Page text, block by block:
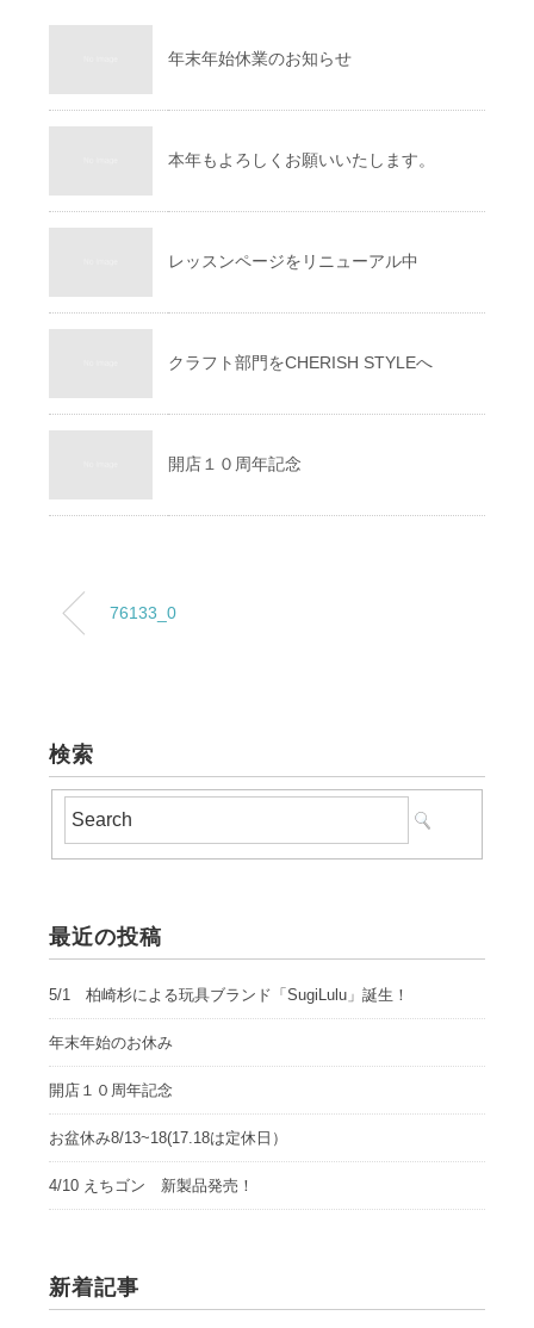
年末年始休業のお知らせ
本年もよろしくお願いいたします。
レッスンページをリニューアル中
クラフト部門をCHERISH STYLEへ
開店１０周年記念
76133_0
検索
最近の投稿
5/1 柏崎杉による玩具ブランド「SugiLulu」誕生！
年末年始のお休み
開店１０周年記念
お盆休み8/13~18(17.18は定休日）
4/10 えちゴン 新製品発売！
新着記事